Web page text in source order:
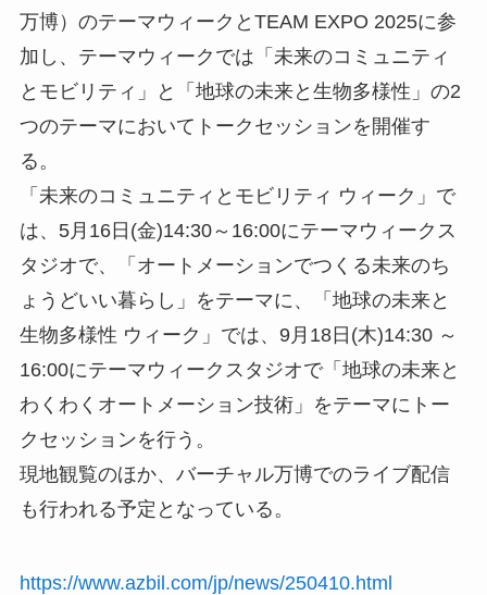
万博）のテーマウィークとTEAM EXPO 2025に参
加し、テーマウィークでは「未来のコミュニティ
とモビリティ」と「地球の未来と生物多様性」の2
つのテーマにおいてトークセッションを開催す
る。
「未来のコミュニティとモビリティ ウィーク」で
は、5月16日(金)14:30～16:00にテーマウィークス
タジオで、「オートメーションでつくる未来のち
ょうどいい暮らし」をテーマに、「地球の未来と
生物多様性 ウィーク」では、9月18日(木)14:30 ～
16:00にテーマウィークスタジオで「地球の未来と
わくわくオートメーション技術」をテーマにトー
クセッションを行う。
現地観覧のほか、バーチャル万博でのライブ配信
も行われる予定となっている。
https://www.azbil.com/jp/news/250410.html